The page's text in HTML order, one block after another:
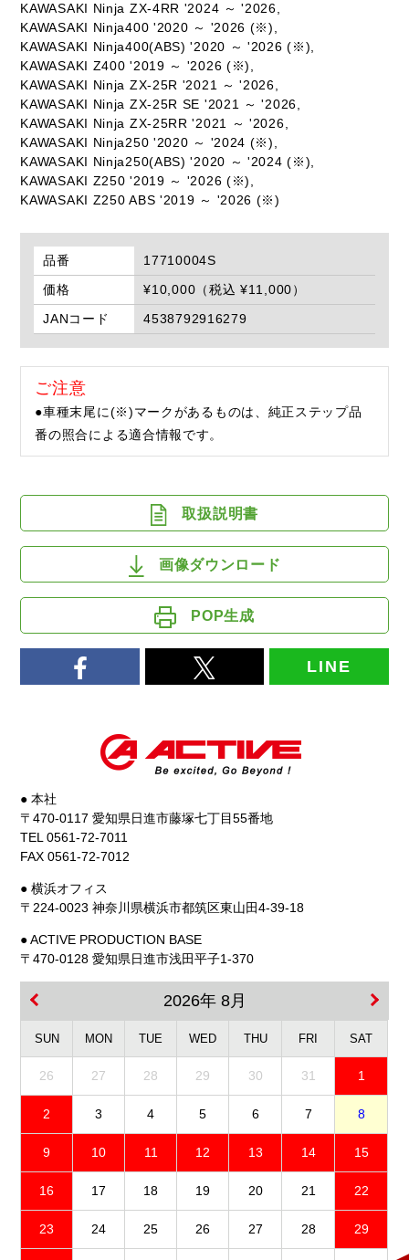
KAWASAKI Ninja ZX-4RR '2024 ～ '2026,
KAWASAKI Ninja400 '2020 ～ '2026 (※),
KAWASAKI Ninja400(ABS) '2020 ～ '2026 (※),
KAWASAKI Z400 '2019 ～ '2026 (※),
KAWASAKI Ninja ZX-25R '2021 ～ '2026,
KAWASAKI Ninja ZX-25R SE '2021 ～ '2026,
KAWASAKI Ninja ZX-25RR '2021 ～ '2026,
KAWASAKI Ninja250 '2020 ～ '2024 (※),
KAWASAKI Ninja250(ABS) '2020 ～ '2024 (※),
KAWASAKI Z250 '2019 ～ '2026 (※),
KAWASAKI Z250 ABS '2019 ～ '2026 (※)
品番
17710004S
価格
¥10,000（税込 ¥11,000）
JANコード
4538792916279
ご注意
●車種末尾に(※)マークがあるものは、純正ステップ品
番の照合による適合情報です。
取扱説明書
画像ダウンロード
POP生成
LINE
● 本社
〒470-0117 愛知県日進市藤塚七丁目55番地
TEL 0561-72-7011
FAX 0561-72-7012
● 横浜オフィス
〒224-0023 神奈川県横浜市都筑区東山田4-39-18
● ACTIVE PRODUCTION BASE
〒470-0128 愛知県日進市浅田平子1-370
2026年 8月
SUN MON TUE WED THU FRI SAT
26 27 28 29 30 31 1
2 3 4 5 6 7 8
9 10 11 12 13 14 15
16 17 18 19 20 21 22
23 24 25 26 27 28 29